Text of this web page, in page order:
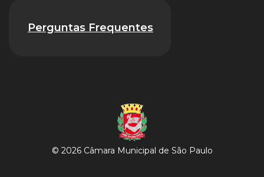
Perguntas Frequentes
© 2026 Câmara Municipal de São Paulo